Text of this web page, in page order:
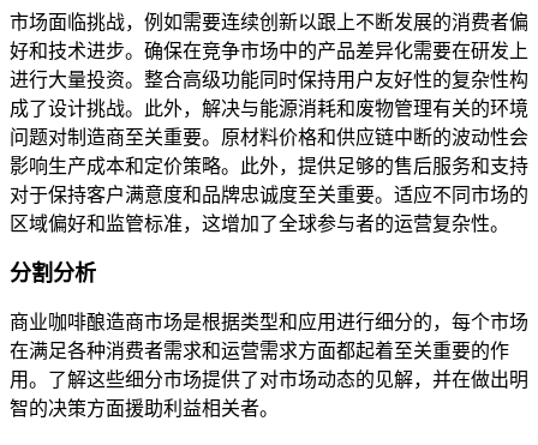
市场面临挑战，例如需要连续创新以跟上不断发展的消费者偏
好和技术进步。确保在竞争市场中的产品差异化需要在研发上
进行大量投资。整合高级功能同时保持用户友好性的复杂性构
成了设计挑战。此外，解决与能源消耗和废物管理有关的环境
问题对制造商至关重要。原材料价格和供应链中断的波动性会
影响生产成本和定价策略。此外，提供足够的售后服务和支持
对于保持客户满意度和品牌忠诚度至关重要。适应不同市场的
区域偏好和监管标准，这增加了全球参与者的运营复杂性。
分割分析
商业咖啡酿造商市场是根据类型和应用进行细分的，每个市场
在满足各种消费者需求和运营需求方面都起着至关重要的作
用。了解这些细分市场提供了对市场动态的见解，并在做出明
智的决策方面援助利益相关者。